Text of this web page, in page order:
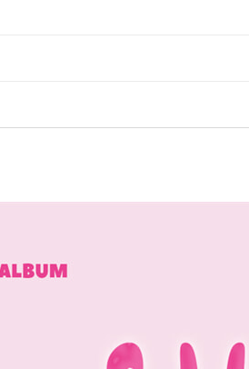
종중 랜덤 1종 55x85mm
포토카드) 버전별 3종중 랜덤 1종